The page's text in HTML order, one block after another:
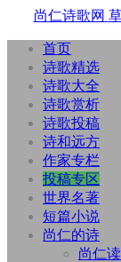
尚仁诗歌网
首页
诗歌精选
诗歌大全
诗歌赏析
诗歌投稿
诗和远方
作家专栏
投稿专区
世界名著
短篇小说
尚仁的诗
尚仁